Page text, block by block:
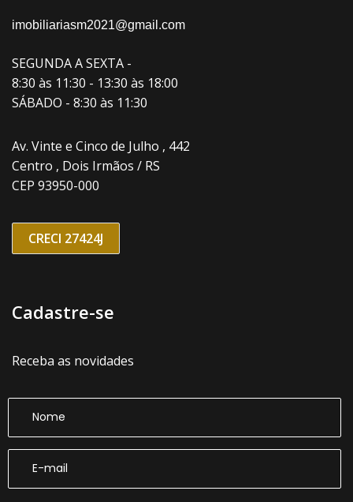
imobiliariasm2021@gmail.com
SEGUNDA A SEXTA -
8:30 às 11:30 - 13:30 às 18:00
SÁBADO - 8:30 às 11:30
Av. Vinte e Cinco de Julho , 442
Centro , Dois Irmãos / RS
CEP 93950-000
CRECI 27424J
Cadastre-se
Receba as novidades